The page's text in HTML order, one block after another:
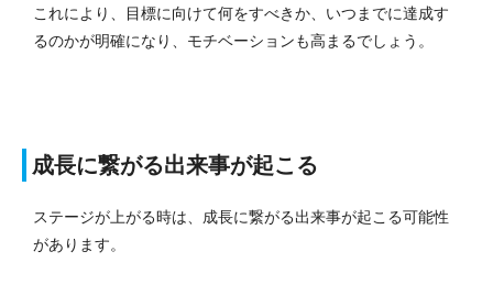
これにより、目標に向けて何をすべきか、いつまでに達成す
るのかが明確になり、モチベーションも高まるでしょう。
成長に繋がる出来事が起こる
ステージが上がる時は、成長に繋がる出来事が起こる可能性
があります。